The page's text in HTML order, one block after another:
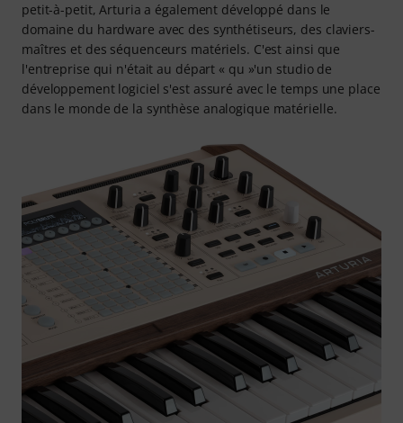
petit-à-petit, Arturia a également développé dans le
domaine du hardware avec des synthétiseurs, des claviers-
maîtres et des séquenceurs matériels. C'est ainsi que
l'entreprise qui n'était au départ « qu »'un studio de
développement logiciel s'est assuré avec le temps une place
dans le monde de la synthèse analogique matérielle.